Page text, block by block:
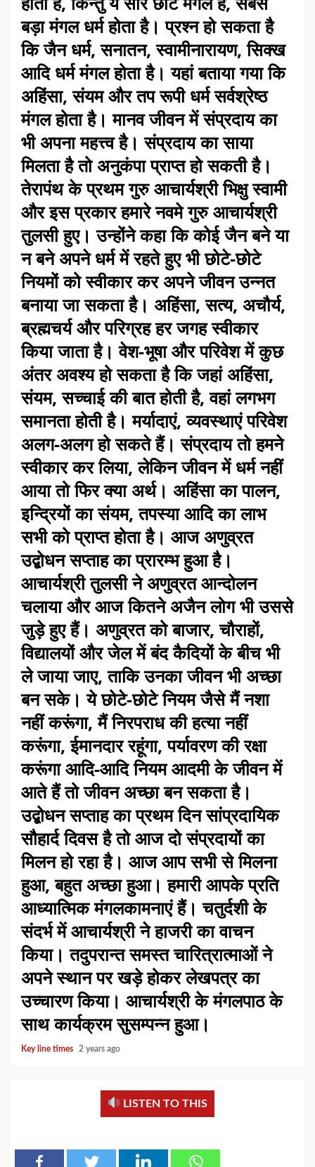
बड़ा मंगल धर्म होता है। प्रश्न हो सकता है
कि जैन धर्म, सनातन, स्वामीनारायण, सिक्ख
आदि धर्म मंगल होता है। यहां बताया गया कि
अहिंसा, संयम और तप रूपी धर्म सर्वश्रेष्ठ
मंगल होता है। मानव जीवन में संप्रदाय का
भी अपना महत्त्व है। संप्रदाय का साया
मिलता है तो अनुकंपा प्राप्त हो सकती है।
तेरापंथ के प्रथम गुरु आचार्यश्री भिक्षु स्वामी
और इस प्रकार हमारे नवमे गुरु आचार्यश्री
तुलसी हुए। उन्होंने कहा कि कोई जैन बने या
न बने अपने धर्म में रहते हुए भी छोटे-छोटे
नियमों को स्वीकार कर अपने जीवन उन्नत
बनाया जा सकता है। अहिंसा, सत्य, अचौर्य,
ब्रह्मचर्य और परिग्रह हर जगह स्वीकार
किया जाता है। वेश-भूषा और परिवेश में कुछ
अंतर अवश्य हो सकता है कि जहां अहिंसा,
संयम, सच्चाई की बात होती है, वहां लगभग
समानता होती है। मर्यादाएं, व्यवस्थाएं परिवेश
अलग-अलग हो सकते हैं। संप्रदाय तो हमने
स्वीकार कर लिया, लेकिन जीवन में धर्म नहीं
आया तो फिर क्या अर्थ। अहिंसा का पालन,
इन्द्रियों का संयम, तपस्या आदि का लाभ
सभी को प्राप्त होता है। आज अणुव्रत
उद्बोधन सप्ताह का प्रारम्भ हुआ है।
आचार्यश्री तुलसी ने अणुव्रत आन्दोलन
चलाया और आज कितने अजैन लोग भी उससे
जुड़े हुए हैं। अणुव्रत को बाजार, चौराहों,
विद्यालयों और जेल में बंद कैदियों के बीच भी
ले जाया जाए, ताकि उनका जीवन भी अच्छा
बन सके। ये छोटे-छोटे नियम जैसे मैं नशा
नहीं करूंगा, मैं निरपराध की हत्या नहीं
करूंगा, ईमानदार रहूंगा, पर्यावरण की रक्षा
करूंगा आदि-आदि नियम आदमी के जीवन में
आते हैं तो जीवन अच्छा बन सकता है।
उद्बोधन सप्ताह का प्रथम दिन सांप्रदायिक
सौहार्द दिवस है तो आज दो संप्रदायों का
मिलन हो रहा है। आज आप सभी से मिलना
हुआ, बहुत अच्छा हुआ। हमारी आपके प्रति
आध्यात्मिक मंगलकामनाएं हैं। चतुर्दशी के
संदर्भ में आचार्यश्री ने हाजरी का वाचन
किया। तदुपरान्त समस्त चारित्रात्माओं ने
अपने स्थान पर खड़े होकर लेखपत्र का
उच्चारण किया। आचार्यश्री के मंगलपाठ के
साथ कार्यक्रम सुसम्पन्न हुआ।
Key line times 2 years ago
LISTEN TO THIS